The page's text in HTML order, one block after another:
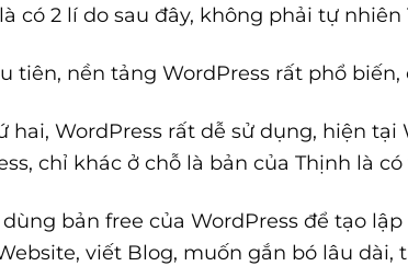
có 2 lí do sau đây, không phải tự
tiên, nền tảng WordPress rất phổ
hai, WordPress rất dễ sử dụng, hiện tại
chỉ khác ở chỗ là bản của Thịnh là
bản free của WordPress để tạo
viết Blog, muốn gắn bó lâu